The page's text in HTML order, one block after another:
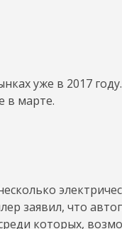
уже в 2017
в марте.
заявил, что
которых,